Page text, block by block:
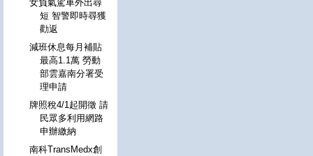
女負氣駕車外出尋
短 智警即時尋獲
勸返
減班休息每月補貼
最高1.1萬 勞動
部雲嘉南分署受
理申請
牌照稅4/1起開徵 請
民眾多利用網路
申辦繳納
南科TransMedx創